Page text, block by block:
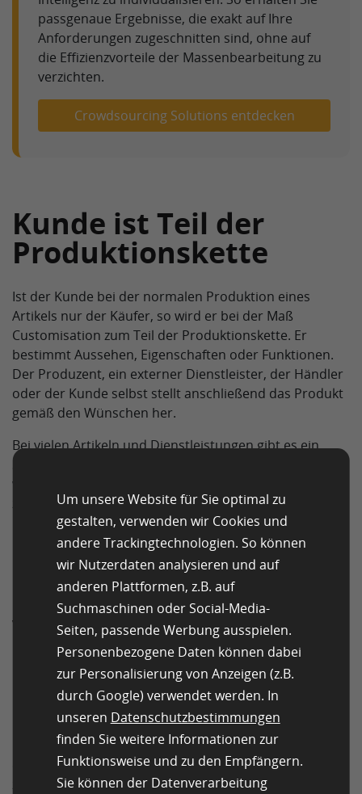
passgenaue Ergebnisse, die exakt auf Ihre
Anforderungen zugeschnitten sind, ohne auf
die Effizienzvorteile der Massenbearbeitung zu
verzichten.
Crowdsourcing Solutions entdecken
Kunde ist Teil der
Produktionskette
Ist der Kunde bei der normalen Produktion eines
Artikels nur der Käufer, so wird er bei der Maß
Customisation zum Teil der Produktionskette. Er
bestimmt Aussehen, Eigenschaften oder Funktionen.
Der Produzent, ein externer Dienstleister, der Händler
oder der Kunde selbst stellt anschließend das Produkt
gemäß den Wünschen her.
Bei vielen Artikeln und Dienstleistungen gibt es ein
Standardangebot und eine individualisierte Variante,
wobei für Zweitgenanntes der Kunde einen Aufpreis
Standard-Module oder
individualisierbare
Vorprodukte
Die individualisierte Massenproduktion wird in der
Regel durch standardisierte Module oder Vorprodukte
möglich.
Durch Standard-Module lassen sich Produkte in Masse
entsprechend den Kundenanforderungen
zusammenstellen. Das geschieht etwa bei der
Um unsere Website für Sie optimal zu
gestalten, verwenden wir Cookies und
andere Trackingtechnologien. So können
wir Nutzerdaten analysieren und auf
anderen Plattformen, z.B. auf
Suchmaschinen oder Social-Media-
Seiten, passende Werbung ausspielen.
Personenbezogene Daten können dabei
zur Personalisierung von Anzeigen (z.B.
durch Google) verwendet werden. In
unseren Datenschutzbestimmungen
finden Sie weitere Informationen zur
Funktionsweise und zu den Empfängern.
Sie können der Datenverarbeitung